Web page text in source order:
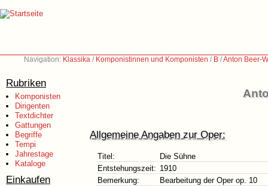
Navigation: Klassika / Komponistinnen und Komponisten / B /Anton Beer-
Rubriken
Komponisten
Dirigenten
Textdichter
Gattungen
Begriffe
Tempi
Jahrestage
Kataloge
Einkaufen
Allgemeine Angaben zur Oper:
Titel:
Die Sühne
Entstehungszeit: 1910
Bemerkung:
Bearbeitung der Oper op. 10